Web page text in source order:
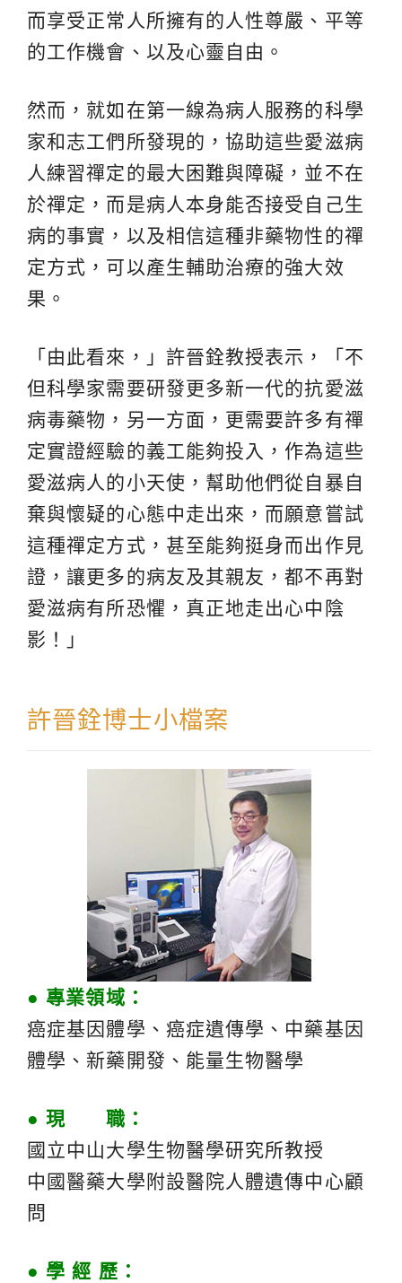
而享受正常人所擁有的人性尊嚴、平等
的工作機會、以及心靈自由。
然而，就如在第一線為病人服務的科學
家和志工們所發現的，協助這些愛滋病
人練習禪定的最大困難與障礙，並不在
於禪定，而是病人本身能否接受自己生
病的事實，以及相信這種非藥物性的禪
定方式，可以產生輔助治療的強大效
果。
「由此看來，」許晉銓教授表示，「不
但科學家需要研發更多新一代的抗愛滋
病毒藥物，另一方面，更需要許多有禪
定實證經驗的義工能夠投入，作為這些
愛滋病人的小天使，幫助他們從自暴自
棄與懷疑的心態中走出來，而願意嘗試
這種禪定方式，甚至能夠挺身而出作見
證，讓更多的病友及其親友，都不再對
愛滋病有所恐懼，真正地走出心中陰
影！」
許晉銓博士小檔案
● 專業領域：
癌症基因體學、癌症遺傳學、中藥基因
體學、新藥開發、能量生物醫學
● 現 職：
國立中山大學生物醫學研究所教授
中國醫藥大學附設醫院人體遺傳中心顧
問
● 學 經 歷：